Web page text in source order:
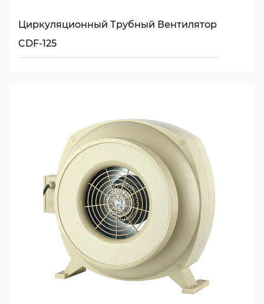
Циркуляционный Трубный Вентилятор
CDF-125